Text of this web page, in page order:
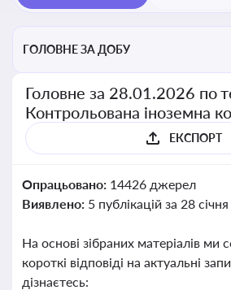
ГОЛОВНЕ ЗА ДОБУ
Головне за 28.01.2026 по
Контрольована іноземна
ЕКСПОРТ
Опрацьовано: 14426 джерел
Виявлено: 5 публікацій за 28 січня
На основі зібраних матеріалів ми
короткі відповіді на актуальні
дізнаєтесь: